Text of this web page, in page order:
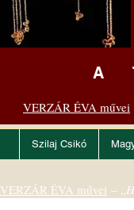
A
VERZÁR ÉVA művei
Szilaj Csikó
VERZÁR ÉVA művei – „